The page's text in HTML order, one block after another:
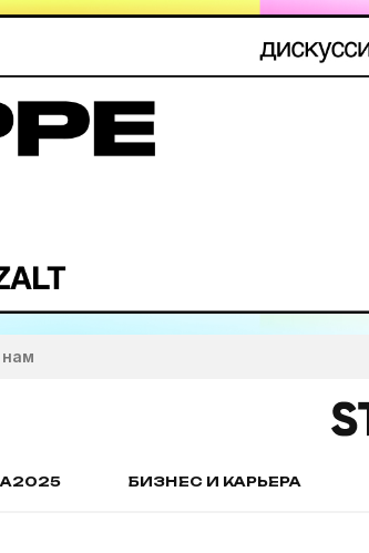
нам
БИЗНЕС И КАРЬЕРА